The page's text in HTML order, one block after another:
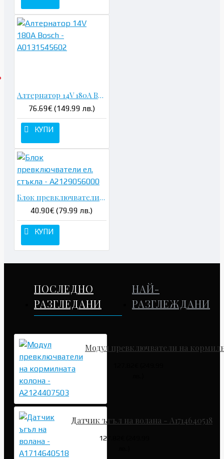
Алтернатор 14V 180A Bosch - A0131545602
76.69€ (149.99 лв.)
КУПИ
Блок превключватели ел. стъкла - A2129056000
40.90€ (79.99 лв.)
КУПИ
ПОСЛЕДНО
РАЗГЛЕДАНИ
НАЙ-
РАЗГЛЕЖДАНИ
Модул превключватели на
Датчик ъгъл на волана - A1714640518
127.82€ (249.99